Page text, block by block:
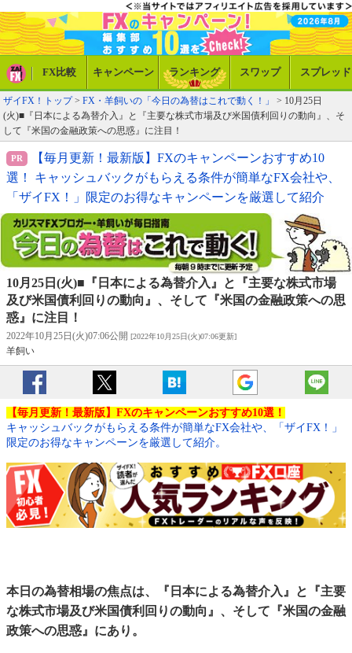
FX比較 キャンペーン ランキング スワップ スプレッド
ザイFX！トップ> FX・羊飼いの「今日の為替はこれで動く！」
> 10月25日
(火)■『日本による為替介入』と『主要な株式市場及び米国債利回りの動向』、そ
して『米国の金融政策への思惑』に注目！
【毎月更新！最新版】FXのキャンペーンおすすめ10
選！ キャッシュバックがもらえる条件が簡単なFX会社や、
「ザイFX！」限定のお得なキャンペーンを厳選して紹介
10月25日(火)■『日本による為替介入』と『主要な株式市場
及び米国債利回りの動向』、そして『米国の金融政策への思
惑』に注目！
2022年10月25日(火)07:06公開 [2022年10月25日(火)07:06更新]
羊飼い
【毎月更新！最新版】FXのキャンペーンおすすめ10選！
キャッシュバックがもらえる条件が簡単なFX会社や、「ザイFX！」
限定のお得なキャンペーンを厳選して紹介。
本日の為替相場の焦点は、『日本による為替介入』と『主要
な株式市場及び米国債利回りの動向』、そして『米国の金融
政策への思惑』にあり。